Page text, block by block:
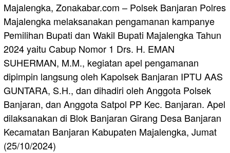
Majalengka, Zonakabar.com – Polsek Banjaran Polres
Majalengka melaksanakan pengamanan kampanye
Pemilihan Bupati dan Wakil Bupati Majalengka Tahun
2024 yaitu Cabup Nomor 1 Drs. H. EMAN
SUHERMAN, M.M., kegiatan apel pengamanan
dipimpin langsung oleh Kapolsek Banjaran IPTU AAS
GUNTARA, S.H., dan dihadiri oleh Anggota Polsek
Banjaran, dan Anggota Satpol PP Kec. Banjaran. Apel
dilaksanakan di Blok Banjaran Girang Desa Banjaran
Kecamatan Banjaran Kabupaten Majalengka, Jumat
(25/10/2024)